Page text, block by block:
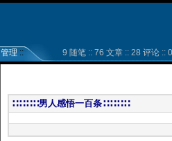
管理 :: 9 随笔 :: 76 文章 :: 28 评论 ::
∷∷∷∷男人感悟一百条∷∷∷∷